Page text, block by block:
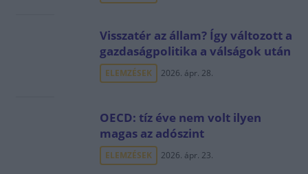
Visszatér az állam? Így változott a
gazdaságpolitika a válságok után
ELEMZÉSEK 2026. ápr. 28.
OECD: tíz éve nem volt ilyen
magas az adószint
ELEMZÉSEK 2026. ápr. 23.